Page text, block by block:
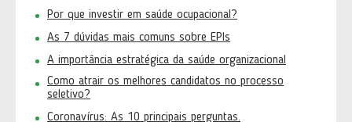
Por que investir em saúde ocupacional?
As 7 dúvidas mais comuns sobre EPIs
A importância estratégica da saúde organizacional
Como atrair os melhores candidatos no processo
seletivo?
Coronavírus: As 10 principais perguntas.